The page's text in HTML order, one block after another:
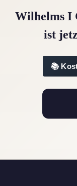
Wilhelms I
ist